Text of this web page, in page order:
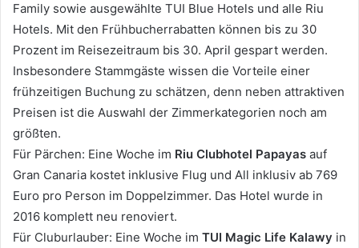
Family sowie ausgewählte TUI Blue Hotels und alle Riu
Hotels. Mit den Frühbucherrabatten können bis zu 30
Prozent im Reisezeitraum bis 30. April gespart werden.
Insbesondere Stammgäste wissen die Vorteile einer
frühzeitigen Buchung zu schätzen, denn neben attraktiven
Preisen ist die Auswahl der Zimmerkategorien noch am
größten.
Für Pärchen: Eine Woche im Riu Clubhotel Papayas auf
Gran Canaria kostet inklusive Flug und All inklusiv ab 769
Euro pro Person im Doppelzimmer. Das Hotel wurde in
2016 komplett neu renoviert.
Für Cluburlauber: Eine Woche im TUI Magic Life Kalawy in